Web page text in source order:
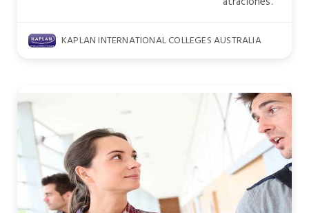
KAPLAN INTERNATIONAL COLLEGES AUSTRALIA